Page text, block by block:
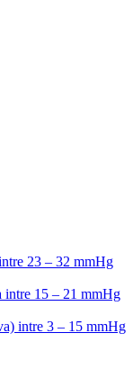
23 – 32 mmHg
intre 15 – 21 mmHg
intre 3 – 15 mmHg